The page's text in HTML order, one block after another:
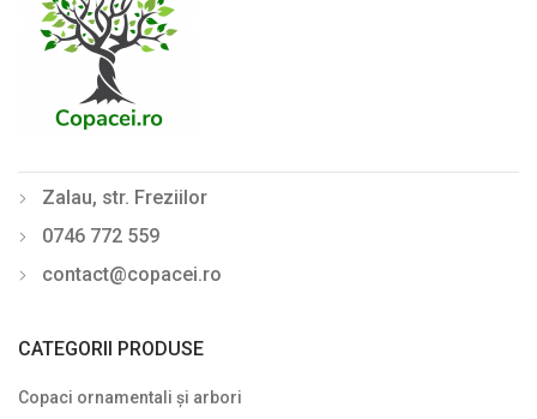
Salcie (Salix)
Stejar (Quercus)
Tei (Tilia)
Din nou pe stoc
Gard viu veșnic verde
Ierburi ornamentale
Zalau, str. Freziilor
0746 772 559
contact@copacei.ro
CATEGORII PRODUSE
Copaci ornamentali și arbori